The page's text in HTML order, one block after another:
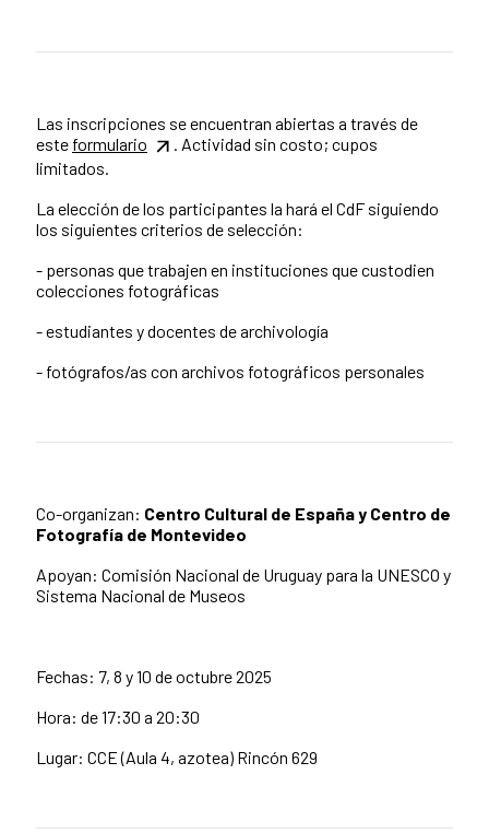
Las inscripciones se encuentran abiertas a través de
este formulario
. Actividad sin costo; cupos
limitados.
La elección de los participantes la hará el CdF siguiendo
los siguientes criterios de selección:
- personas que trabajen en instituciones que custodien
colecciones fotográficas
- estudiantes y docentes de archivología
- fotógrafos/as con archivos fotográficos personales
Co-organizan: Centro Cultural de España y Centro de
Fotografía de Montevideo
Apoyan: Comisión Nacional de Uruguay para la UNESCO y
Sistema Nacional de Museos
Fechas: 7, 8 y 10 de octubre 2025
Hora: de 17:30 a 20:30
Lugar: CCE (Aula 4, azotea) Rincón 629